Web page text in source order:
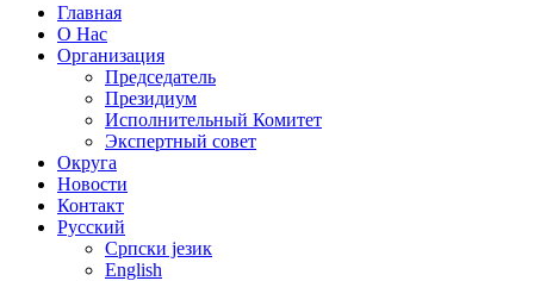
МенюГлавная
О Нас
Организация
Председатель
Президиум
Исполнительный Комитет
Экспертный совет​
Округа
Новости
Контакт
Русский
Српски језик
English